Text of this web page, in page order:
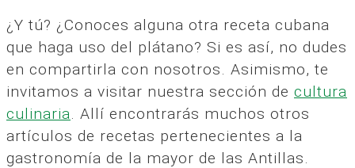
¿Y tú? ¿Conoces alguna otra receta cubana
que haga uso del plátano? Si es así, no dudes
en compartirla con nosotros. Asimismo, te
invitamos a visitar nuestra sección de cultura
culinaria . Allí encontrarás muchos otros
artículos de recetas pertenecientes a la
gastronomía de la mayor de las Antillas.